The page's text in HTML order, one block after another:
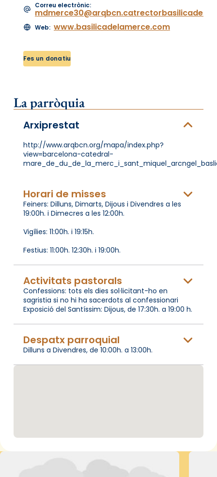
Correu electrònic:
Web: www.basilicadelamerce.com
Fes un donatiu
La parròquia
Arxiprestat
http://www.arqbcn.org/mapa/index.php?
view=barcelona-catedral-
Horari de misses
Feiners: Dilluns, Dimarts, Dijous i Divendres a les
19:00h. i Dimecres a les 12:00h.
Vigílies: 11:00h. i 19:15h.
Festius: 11:00h. 12:30h. i 19:00h.
Activitats pastorals
Confessions: tots els dies sol·licitant-ho en
sagristia si no hi ha sacerdots al confessionari
Exposició del Santíssim: Dijous, de 17:30h. a 19:00 h.
Despatx parroquial
Dilluns a Divendres, de 10:00h. a 13:00h.